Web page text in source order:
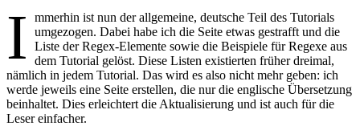
I
mmerhin ist nun der allgemeine, deutsche Teil des Tutorials
umgezogen. Dabei habe ich die Seite etwas gestrafft und die
Liste der Regex-Elemente sowie die Beispiele für Regexe aus
dem Tutorial gelöst. Diese Listen existierten früher dreimal,
nämlich in jedem Tutorial. Das wird es also nicht mehr geben: ich
werde jeweils eine Seite erstellen, die nur die englische Übersetzung
beinhaltet. Dies erleichtert die Aktualisierung und ist auch für die
Leser einfacher.